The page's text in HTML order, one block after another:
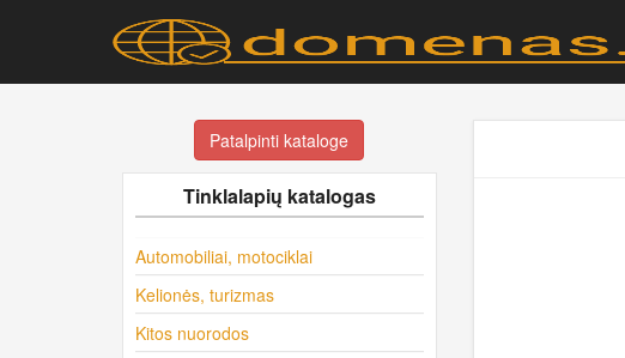
Patalpinti kataloge
Tinklalapių katalogas
Automobiliai, motociklai
Kelionės, turizmas
Kitos nuorodos